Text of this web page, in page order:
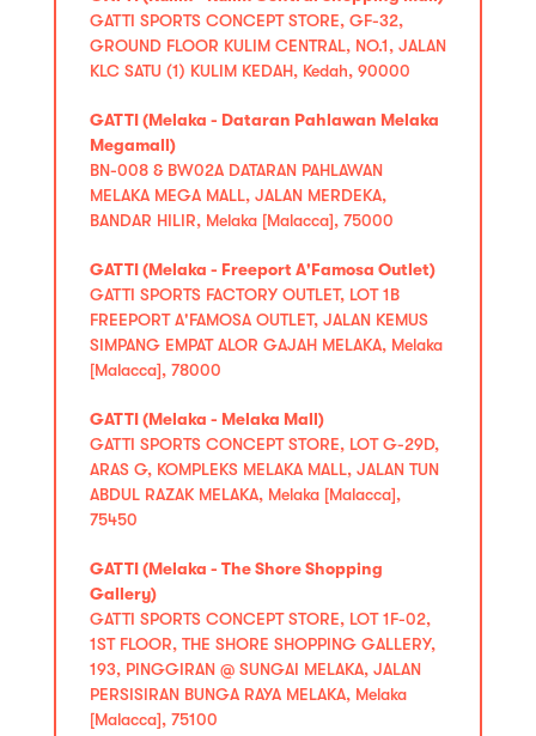
GATTI SPORTS CONCEPT STORE, GF-32,
GROUND FLOOR KULIM CENTRAL, NO.1, JALAN
KLC SATU (1) KULIM KEDAH, Kedah, 90000
GATTI (Melaka - Dataran Pahlawan Melaka
Megamall)
BN-008 & BW02A DATARAN PAHLAWAN
MELAKA MEGA MALL, JALAN MERDEKA,
BANDAR HILIR, Melaka [Malacca], 75000
GATTI (Melaka - Freeport A'Famosa Outlet)
GATTI SPORTS FACTORY OUTLET, LOT 1B
FREEPORT A'FAMOSA OUTLET, JALAN KEMUS
SIMPANG EMPAT ALOR GAJAH MELAKA, Melaka
[Malacca], 78000
GATTI (Melaka - Melaka Mall)
GATTI SPORTS CONCEPT STORE, LOT G-29D,
ARAS G, KOMPLEKS MELAKA MALL, JALAN TUN
ABDUL RAZAK MELAKA, Melaka [Malacca],
75450
GATTI (Melaka - The Shore Shopping
Gallery)
GATTI SPORTS CONCEPT STORE, LOT 1F-02,
1ST FLOOR, THE SHORE SHOPPING GALLERY,
193, PINGGIRAN @ SUNGAI MELAKA, JALAN
PERSISIRAN BUNGA RAYA MELAKA, Melaka
[Malacca], 75100